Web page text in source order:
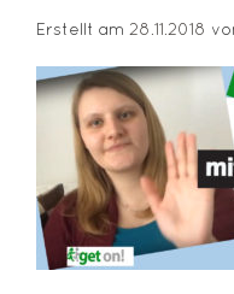
Erstellt am 28.11.2018